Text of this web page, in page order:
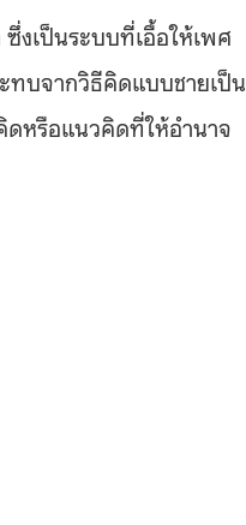
งเป็นระบบที่เอื้อให้เพศ
ทบจากวิธีคิดแบบชายเป็น
ดหรือแนวคิดที่ให้อำนาจ